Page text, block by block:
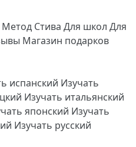
Метод Стива Для школ Для
Магазин подарков
испанский Изучать
Изучать итальянский
японский Изучать
Изучать русский